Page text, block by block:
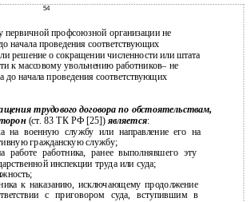
54
первичной профсоюзной организации не
начала проведения соответствующих
решение о сокращении численности или штата
к массовому увольнению работников– не
до начала проведения соответствующих
трудового договора по обстоятельствам,
(ст. 83 ТК РФ [25])является:
на военную службу или направление его на
гражданскую службу;
работе работника, ранее выполнявшего эту
инспекции труда или суда;
к наказанию, исключающему продолжение
с приговором суда, вступившим в